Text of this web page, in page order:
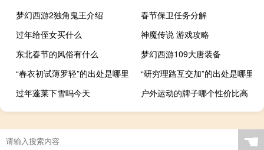
梦幻西游2独角鬼王介绍
春节保卫任务分解
过年给侄女买什么
神魔传说 游戏攻略
东北春节的风俗有什么
梦幻西游109大唐装备
“春衣初试薄罗轻”的出处是哪里
“研穷理路互交加”的出处是哪里
过年蓬莱下雪吗今天
户外运动的牌子哪个性价比高
☚